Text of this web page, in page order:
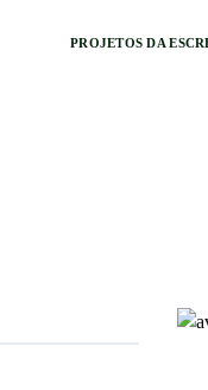
PROJETOS DA